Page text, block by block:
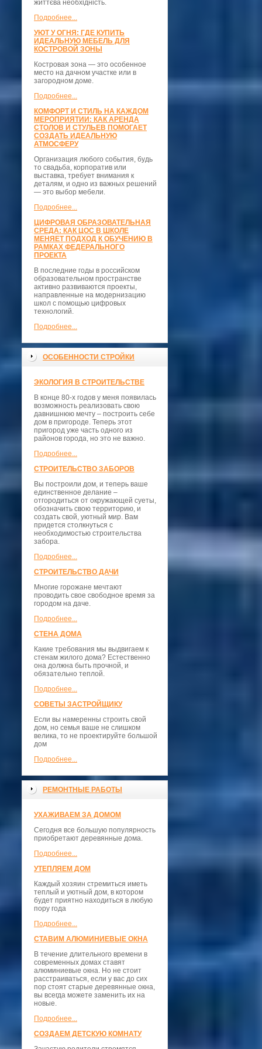
життєва необхідність.
Подробнее...
УЮТ У ОГНЯ: ГДЕ КУПИТЬ
ИДЕАЛЬНУЮ МЕБЕЛЬ ДЛЯ
КОСТРОВОЙ ЗОНЫ
Костровая зона — это особенное
место на дачном участке или в
загородном доме.
Подробнее...
КОМФОРТ И СТИЛЬ НА КАЖДОМ
МЕРОПРИЯТИИ: КАК АРЕНДА
СТОЛОВ И СТУЛЬЕВ ПОМОГАЕТ
СОЗДАТЬ ИДЕАЛЬНУЮ
АТМОСФЕРУ
Организация любого события, будь
то свадьба, корпоратив или
выставка, требует внимания к
деталям, и одно из важных решений
— это выбор мебели.
Подробнее...
ЦИФРОВАЯ ОБРАЗОВАТЕЛЬНАЯ
СРЕДА: КАК ЦОС В ШКОЛЕ
МЕНЯЕТ ПОДХОД К ОБУЧЕНИЮ В
РАМКАХ ФЕДЕРАЛЬНОГО
ПРОЕКТА
В последние годы в российском
образовательном пространстве
активно развиваются проекты,
направленные на модернизацию
школ с помощью цифровых
технологий.
Подробнее...
ОСОБЕННОСТИ СТРОЙКИ
ЭКОЛОГИЯ В СТРОИТЕЛЬСТВЕ
В конце 80-х годов у меня появилась
возможность реализовать свою
давнишнюю мечту – построить себе
дом в пригороде. Теперь этот
пригород уже часть одного из
районов города, но это не важно.
Подробнее...
СТРОИТЕЛЬСТВО ЗАБОРОВ
Вы построили дом, и теперь ваше
единственное делание –
отгородиться от окружающей суеты,
обозначить свою территорию, и
создать свой, уютный мир. Вам
придется столкнуться с
необходимостью строительства
забора.
Подробнее...
СТРОИТЕЛЬСТВО ДАЧИ
Многие горожане мечтают
проводить свое свободное время за
городом на даче.
Подробнее...
СТЕНА ДОМА
Какие требования мы выдвигаем к
стенам жилого дома? Естественно
она должна быть прочной, и
обязательно теплой.
Подробнее...
СОВЕТЫ ЗАСТРОЙЩИКУ
Если вы намеренны строить свой
дом, но семья ваше не слишком
велика, то не проектируйте большой
дом
Подробнее...
РЕМОНТНЫЕ РАБОТЫ
УХАЖИВАЕМ ЗА ДОМОМ
Сегодня все большую популярность
приобретают деревянные дома.
Подробнее...
УТЕПЛЯЕМ ДОМ
Каждый хозяин стремиться иметь
теплый и уютный дом, в котором
будет приятно находиться в любую
пору года
Подробнее...
СТАВИМ АЛЮМИНИЕВЫЕ ОКНА
В течение длительного времени в
современных домах ставят
алюминиевые окна. Но не стоит
расстраиваться, если у вас до сих
пор стоят старые деревянные окна,
вы всегда можете заменить их на
новые.
Подробнее...
СОЗДАЕМ ДЕТСКУЮ КОМНАТУ